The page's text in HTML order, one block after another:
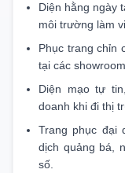
Diện hằng ngày
môi trường làm
Phục trang chỉn
tại các
Diện mạo tự
doanh khi đi thị
Trang phục đại
dịch quảng bá,
số.